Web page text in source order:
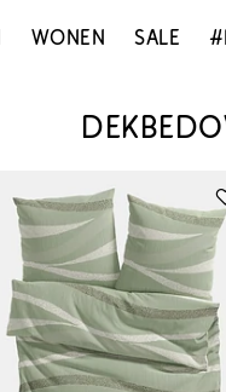
WONEN SALE